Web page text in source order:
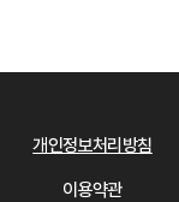
개인정보처리방침
이용약관